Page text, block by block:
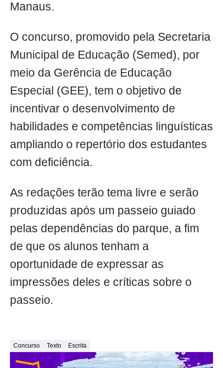
Manaus.
O concurso, promovido pela Secretaria
Municipal de Educação (Semed), por
meio da Gerência de Educação
Especial (GEE), tem o objetivo de
incentivar o desenvolvimento de
habilidades e competências linguísticas
ampliando o repertório dos estudantes
com deficiência.
As redações terão tema livre e serão
produzidas após um passeio guiado
pelas dependências do parque, a fim
de que os alunos tenham a
oportunidade de expressar as
impressões deles e críticas sobre o
passeio.
Concurso Texto Escrita